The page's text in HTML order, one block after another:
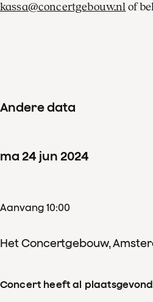
gezondheidsredenen zijn
kassa@concertgebouw.nl of
Andere data
ma 24 jun 2024
Aanvang 10:00
Het Concertgebouw,
Concert heeft al